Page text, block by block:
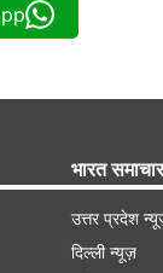
भारत समाचार
उत्तर प्रदेश
दिल्ली न्यूज़